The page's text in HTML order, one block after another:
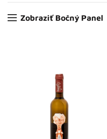
Zobraziť Bočný Panel